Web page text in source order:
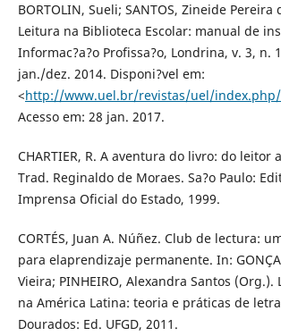
BORTOLIN, Sueli; SANTOS, Zineide Pereira
Leitura na Biblioteca Escolar: manual de
Informac?a?o Profissa?o, Londrina, v. 3, n.
jan./dez. 2014. Disponi?vel em:
<http://www.uel.br/revistas/uel/
Acesso em: 28 jan. 2017.
CHARTIER, R. A aventura do livro: do leitor
Trad. Reginaldo de Moraes. Sa?o Paulo:
Imprensa Oficial do Estado, 1999.
CORTÉS, Juan A. Núñez. Club de lectura:
para elaprendizaje permanente. In:
Vieira; PINHEIRO, Alexandra Santos (Org.).
na América Latina: teoria e práticas de
Dourados: Ed. UFGD, 2011.